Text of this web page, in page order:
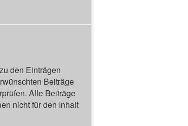
den Einträgen
Beiträge
Alle Beiträge
nicht für den Inhalt